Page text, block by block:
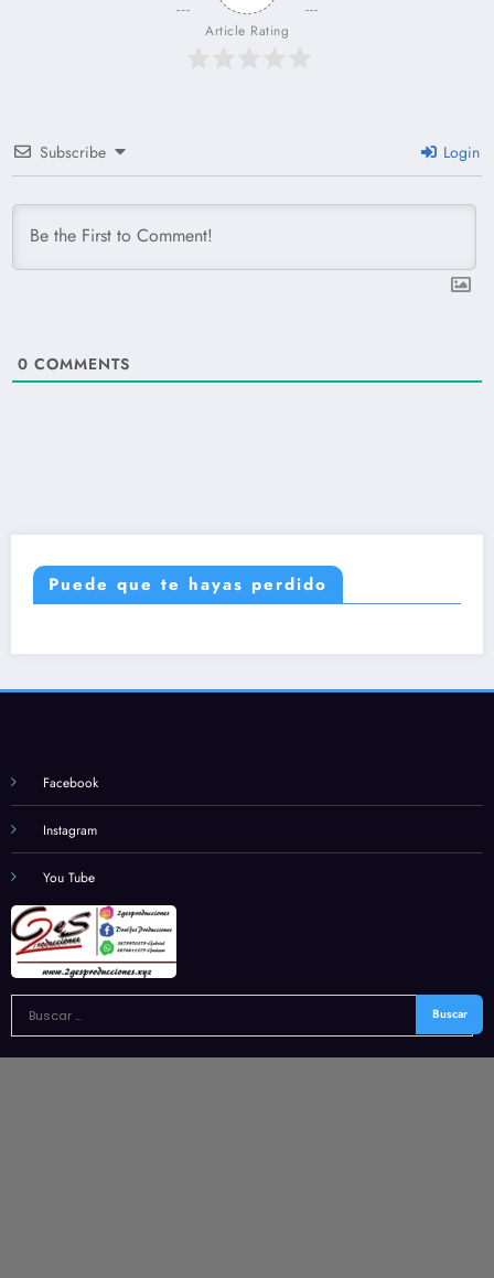
Article Rating
Subscribe Login
0 COMMENTS
Puede que te hayas perdido
Facebook
Instagram
You Tube